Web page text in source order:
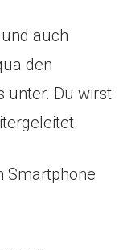
auch
den
unter. Du wirst
Smartphone